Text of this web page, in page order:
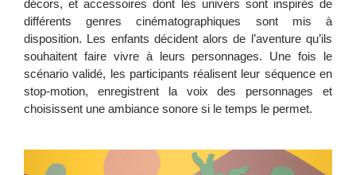
décors, et accessoires dont les univers sont inspirés de
différents genres cinématographiques sont mis à
disposition. Les enfants décident alors de l’aventure qu’ils
souhaitent faire vivre à leurs personnages. Une fois le
scénario validé, les participants réalisent leur séquence en
stop-motion, enregistrent la voix des personnages et
choisissent une ambiance sonore si le temps le permet.